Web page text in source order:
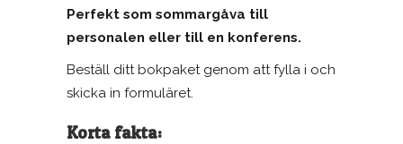
Perfekt som sommargåva till
personalen eller till en konferens.
Beställ ditt bokpaket genom att fylla i och
skicka in formuläret.
Korta fakta: